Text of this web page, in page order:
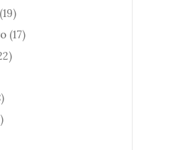
(19)
(17)